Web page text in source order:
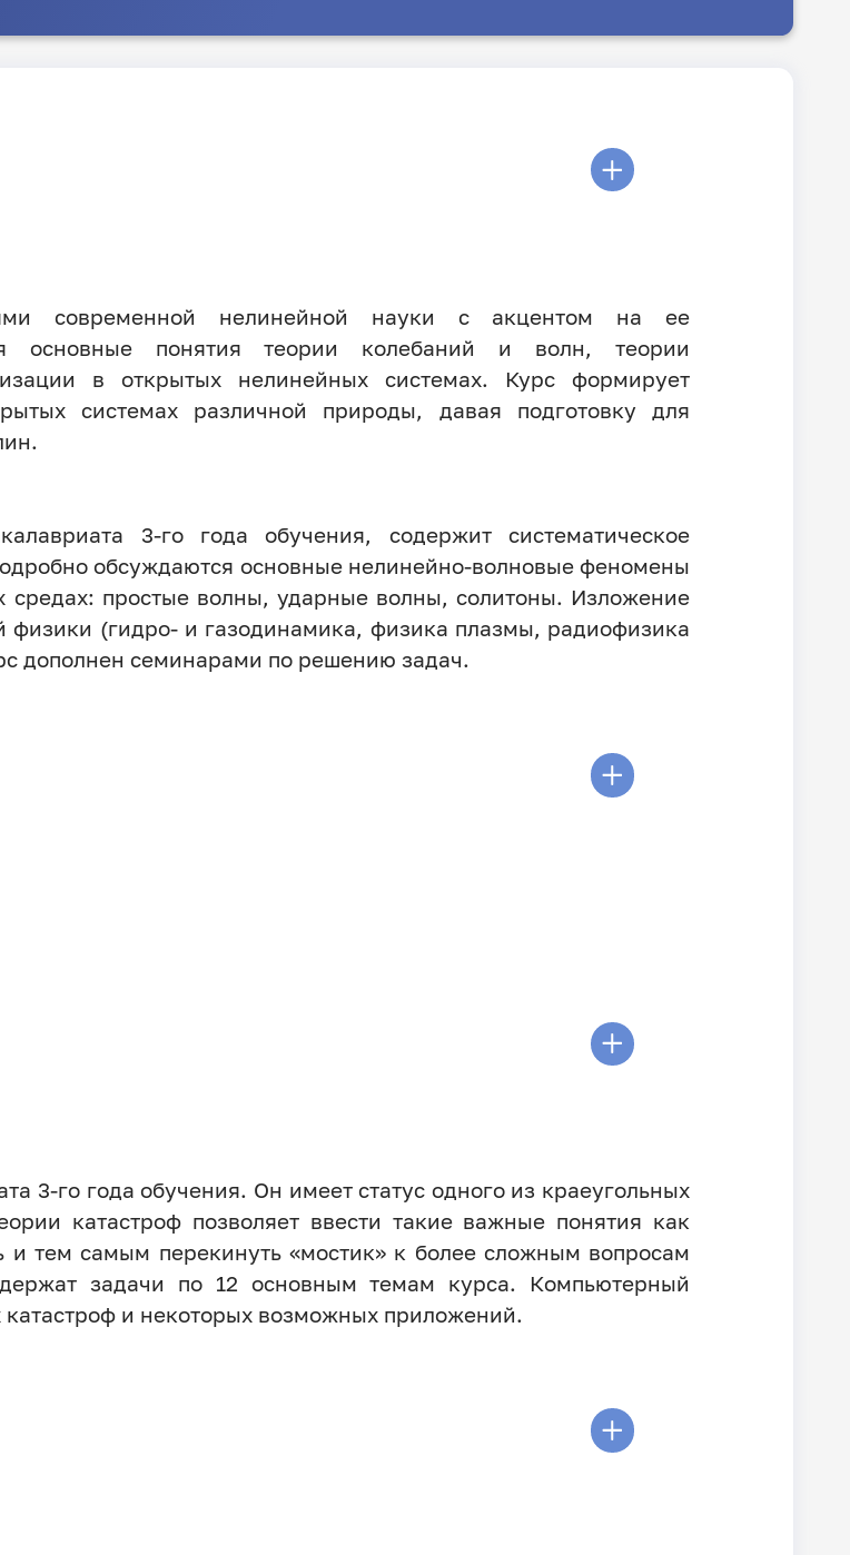
современной нелинейной науки с акцентом на ее
основные понятия теории колебаний и волн, теории
в открытых нелинейных системах. Курс формирует
системах различной природы, давая подготовку для
3-го года обучения, содержит систематическое
обсуждаются основные нелинейно-волновые феномены
простые волны, ударные волны, солитоны. Изложение
(гидро- и газодинамика, физика плазмы, радиофизика
дополнен семинарами по решению задач.
3-го года обучения. Он имеет статус одного из краеугольных
катастроф позволяет ввести такие важные понятия как
и тем самым перекинуть «мостик» к более сложным вопросам
задачи по 12 основным темам курса. Компьютерный
и некоторых возможных приложений.